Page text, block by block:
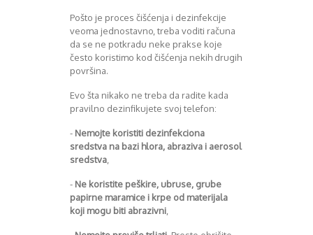
Pošto je proces čišćenja i dezinfekcije
veoma jednostavno, treba voditi računa
da se ne potkradu neke prakse koje
često koristimo kod čišćenja nekih drugih
površina.
Evo šta nikako ne treba da radite kada
pravilno dezinfikujete svoj telefon:
- Nemojte koristiti dezinfekciona
sredstva na bazi hlora, abraziva i aerosol
sredstva,
- Ne koristite peškire, ubruse, grube
papirne maramice i krpe od materijala
koji mogu biti abrazivni,